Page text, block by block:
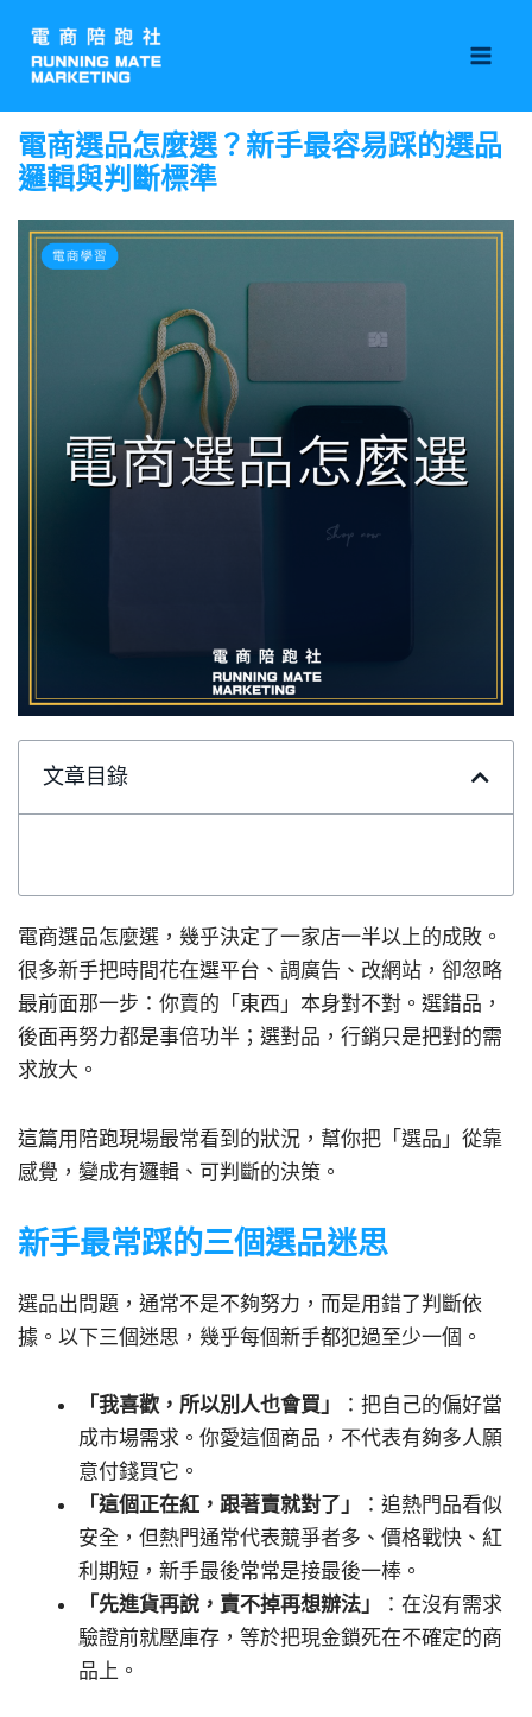
要
容
電商選品怎麼選？新手最容易踩的選品
邏輯與判斷標準
文章目錄
電商選品怎麼選，幾乎決定了一家店一半以上的成敗。
很多新手把時間花在選平台、調廣告、改網站，卻忽略
最前面那一步：你賣的「東西」本身對不對。選錯品，
後面再努力都是事倍功半；選對品，行銷只是把對的需
求放大。
這篇用陪跑現場最常看到的狀況，幫你把「選品」從靠
感覺，變成有邏輯、可判斷的決策。
新手最常踩的三個選品迷思
選品出問題，通常不是不夠努力，而是用錯了判斷依
據。以下三個迷思，幾乎每個新手都犯過至少一個。
「我喜歡，所以別人也會買」
：把自己的偏好當
成市場需求。你愛這個商品，不代表有夠多人願
意付錢買它。
「這個正在紅，跟著賣就對了」
：追熱門品看似
安全，但熱門通常代表競爭者多、價格戰快、紅
利期短，新手最後常常是接最後一棒。
「先進貨再說，賣不掉再想辦法」
：在沒有需求
驗證前就壓庫存，等於把現金鎖死在不確定的商
品上。